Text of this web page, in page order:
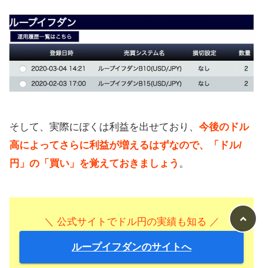
そして、実際にぼくは利益を出せており、 今後のドル
高によってさらに利益が増えるはずなので、「ドル/
円」の「買い」を覚えておきましょう 。
＼ 公式サイトでドル円の実績も知る ／
ループイフダンのサイトへ